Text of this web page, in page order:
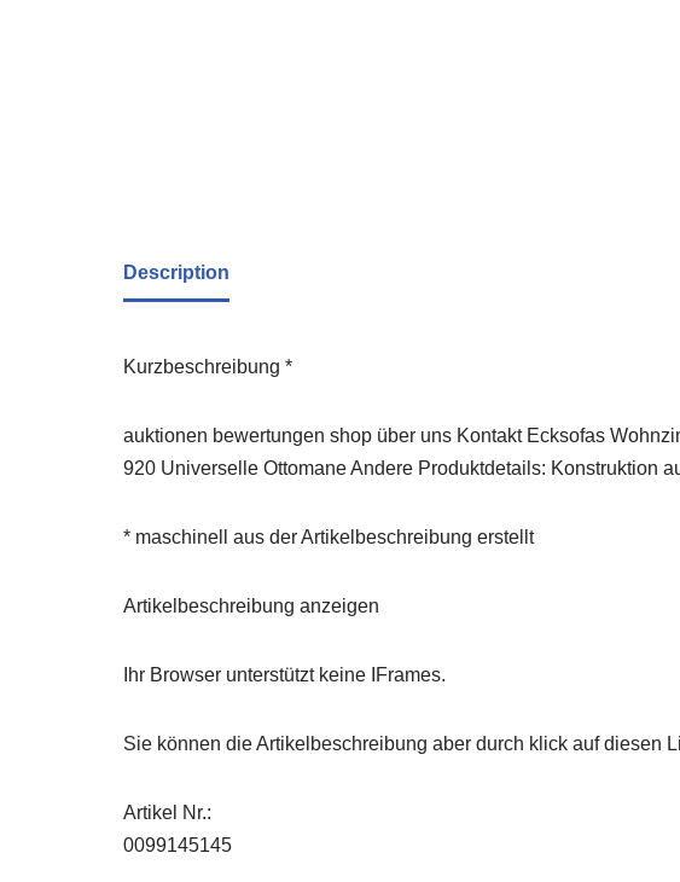
Description
Kurzbeschreibung *
auktionen bewertungen shop über uns Kontakt Ecksofas
920 Universelle Ottomane Andere Produktdetails: Konstruktion
* maschinell aus der Artikelbeschreibung erstellt
Artikelbeschreibung anzeigen
Ihr Browser unterstützt keine IFrames.
Sie können die Artikelbeschreibung aber durch klick auf diesen
Artikel Nr.:
0099145145